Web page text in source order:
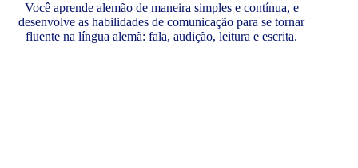
Você aprende alemão de maneira simples e contínua, e
desenvolve as habilidades de comunicação para se tornar
fluente na língua alemã: fala, audição, leitura e escrita.